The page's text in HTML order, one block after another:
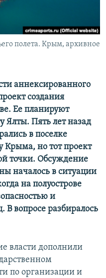
полета. Крым, архивное
аннексированного
создания
Ее планируют
Ялты. Пять лет назад
в поселке
но тот проект
точки. Обсуждение
началось в ситуации
на полуострове
и
В вопросе разбиралось
власти дополнили
по организации и